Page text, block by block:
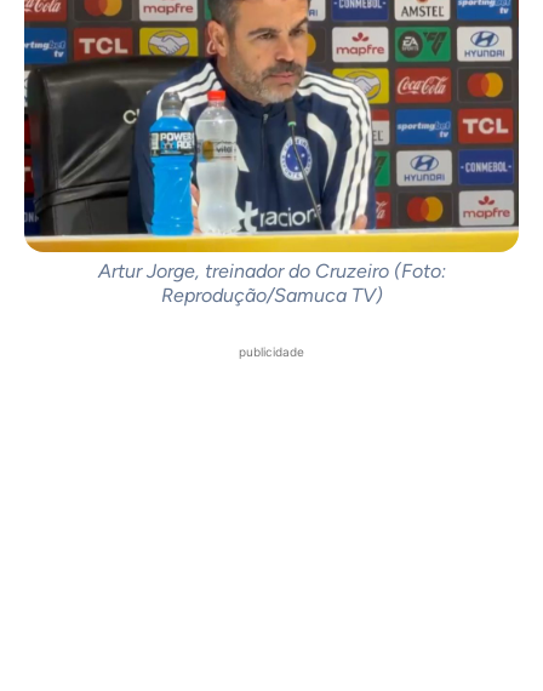
Artur Jorge, treinador do Cruzeiro (Foto:
Reprodução/Samuca TV)
publicidade